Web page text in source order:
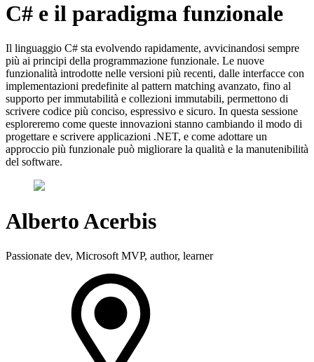
C# e il paradigma funzionale
Il linguaggio C# sta evolvendo rapidamente, avvicinandosi sempre
più ai principi della programmazione funzionale. Le nuove
funzionalità introdotte nelle versioni più recenti, dalle interfacce con
implementazioni predefinite al pattern matching avanzato, fino al
supporto per immutabilità e collezioni immutabili, permettono di
scrivere codice più conciso, espressivo e sicuro. In questa sessione
esploreremo come queste innovazioni stanno cambiando il modo di
progettare e scrivere applicazioni .NET, e come adottare un
approccio più funzionale può migliorare la qualità e la manutenibilità
del software.
Alberto Acerbis
Passionate dev, Microsoft MVP, author, learner